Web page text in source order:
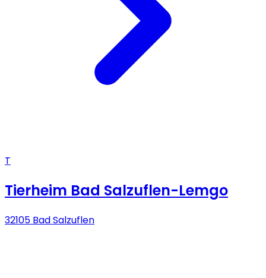
T
Tierheim Bad Salzuflen-Lemgo
32105 Bad Salzuflen